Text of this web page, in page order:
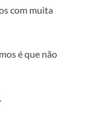
com muita
é que não